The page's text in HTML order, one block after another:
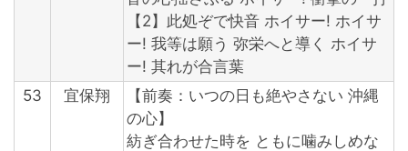
【2】此処ぞで快音 ホイサー! ホイサ
ー! 我等は願う 弥栄へと導く ホイサ
ー! 其れが合言葉
53
宜保翔
【前奏：いつの日も絶やさない 沖縄
の心】
紡ぎ合わせた時を ともに噛みしめな